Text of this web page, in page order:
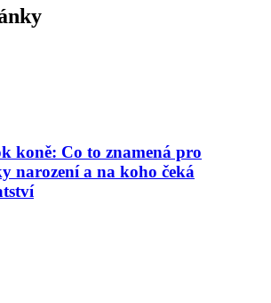
koně: Co to znamená pro
narození a na koho čeká